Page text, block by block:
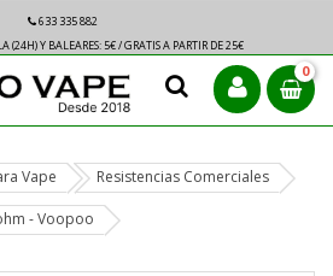
633 335 882
(24H) Y BALEARES: 5€ / GRATIS A PARTIR DE 25€
0
Vape Resistencias Comerciales
- Voopoo